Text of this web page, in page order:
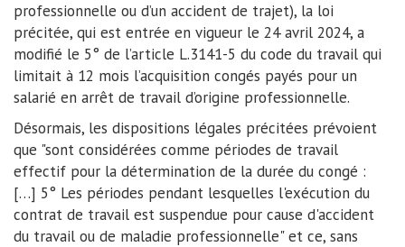
professionnelle ou d’un accident de trajet), la loi
précitée, qui est entrée en vigueur le 24 avril 2024, a
modifié le 5° de l’article L.3141-5 du code du travail qui
limitait à 12 mois l’acquisition congés payés pour un
salarié en arrêt de travail d’origine professionnelle.
Désormais, les dispositions légales précitées prévoient
que "sont considérées comme périodes de travail
effectif pour la détermination de la durée du congé :
[…] 5° Les périodes pendant lesquelles l'exécution du
contrat de travail est suspendue pour cause d'accident
du travail ou de maladie professionnelle" et ce, sans